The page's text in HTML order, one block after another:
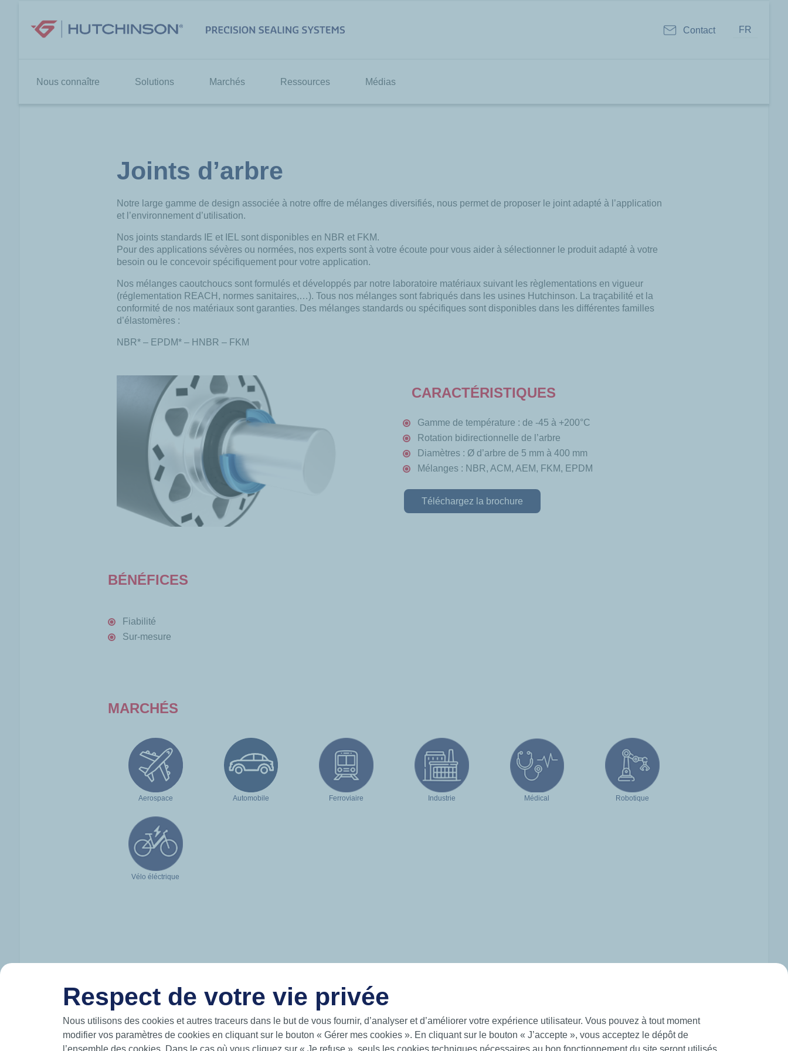
contenu
Contact FR
Nous connaître Solutions Marchés Ressources Médias
Joints d’arbre
Notre large gamme de design associée à notre offre de mélanges diversifiés, nous permet de proposer le joint adapté à l’application
et l’environnement d’utilisation.
Nos joints standards IE et IEL sont disponibles en NBR et FKM.
Pour des applications sévères ou normées, nos experts sont à votre écoute pour vous aider à sélectionner le produit adapté à votre
besoin ou le concevoir spécifiquement pour votre application.
Nos mélanges caoutchoucs sont formulés et développés par notre laboratoire matériaux suivant les règlementations en vigueur
(réglementation REACH, normes sanitaires,…). Tous nos mélanges sont fabriqués dans les usines Hutchinson. La traçabilité et la
conformité de nos matériaux sont garanties. Des mélanges standards ou spécifiques sont disponibles dans les différentes familles
d’élastomères :
NBR* – EPDM* – HNBR – FKM
CARACTÉRISTIQUES
Gamme de température : de -45 à +200°C
Rotation bidirectionnelle de l’arbre
Diamètres : Ø d’arbre de 5 mm à 400 mm
Mélanges : NBR, ACM, AEM, FKM, EPDM
Téléchargez la brochure
BÉNÉFICES
Fiabilité
Sur-mesure
MARCHÉS
Aerospace Automobile Ferroviaire Industrie Médical Robotique
Vélo éléctrique
Hutchinson conçoit et produit des solutions intelligentes pour un monde en
mouvement et participe à la mobilité du futur sur les mers, sur la terre et dans
Documentation
Respect de votre vie privée
Nous utilisons des cookies et autres traceurs dans le but de vous fournir, d’analyser et d’améliorer votre expérience utilisateur. Vous pouvez à tout moment
modifier vos paramètres de cookies en cliquant sur le bouton « Gérer mes cookies ». En cliquant sur le bouton « J’accepte », vous acceptez le dépôt de
l’ensemble des cookies. Dans le cas où vous cliquez sur « Je refuse », seuls les cookies techniques nécessaires au bon fonctionnement du site seront utilisés.